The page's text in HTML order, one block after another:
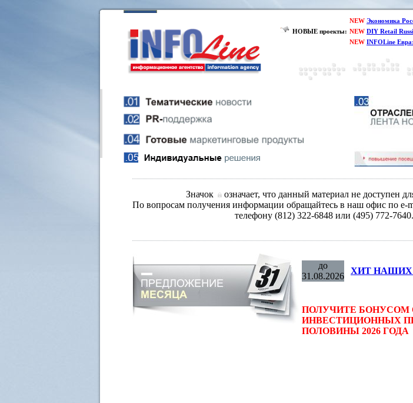
НОВЫЕ проекты:
NEW Экономика
NEW DIY Retail
NEW INFOLine
Значок
означает, что данный материал не доступен
По вопросам получения информации обращайтесь в наш офис по e-
телефону (812) 322-6848 или (495) 772-7640.
до
31.08.2026
ХИТ НАШИХ
ПОЛУЧИТЕ БОНУСОМ
ИНВЕСТИЦИОННЫХ
ПОЛОВИНЫ 2026 ГОДА